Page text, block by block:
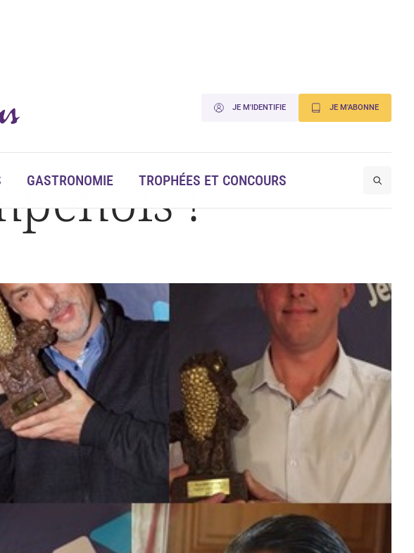
JE M'IDENTIFIE JE M'ABONNE
GASTRONOMIE TROPHÉES ET CONCOURS
!